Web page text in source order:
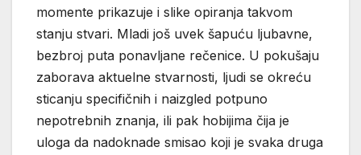
momente prikazuje i slike opiranja takvom
stanju stvari. Mladi još uvek šapuću ljubavne,
bezbroj puta ponavljane rečenice. U pokušaju
zaborava aktuelne stvarnosti, ljudi se okreću
sticanju specifičnih i naizgled potpuno
nepotrebnih znanja, ili pak hobijima čija je
uloga da nadoknade smisao koji je svaka druga